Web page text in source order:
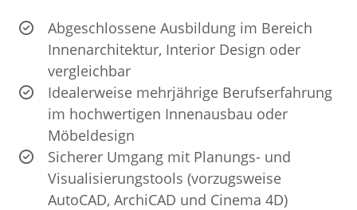
Abgeschlossene Ausbildung im Bereich
Innenarchitektur, Interior Design oder
vergleichbar
Idealerweise mehrjährige Berufserfahrung
im hochwertigen Innenausbau oder
Möbeldesign
Sicherer Umgang mit Planungs- und
Visualisierungstools (vorzugsweise
AutoCAD, ArchiCAD und Cinema 4D)